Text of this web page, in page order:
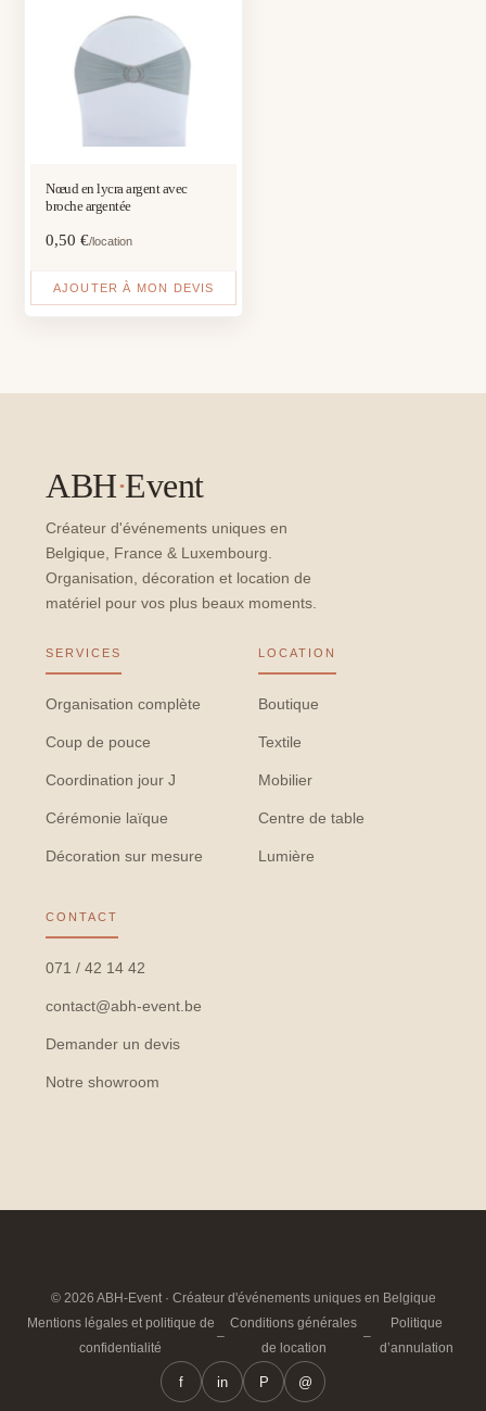
Nœud en lycra argent avec
broche argentée
0,50€/location
AJOUTER À MON DEVIS
ABH·Event
Créateur d'événements uniques en
Belgique, France & Luxembourg.
Organisation, décoration et location de
matériel pour vos plus beaux moments.
SERVICES
Organisation complète
Coup de pouce
Coordination jour J
Cérémonie laïque
Décoration sur mesure
LOCATION
Boutique
Textile
Mobilier
Centre de table
Lumière
CONTACT
071 / 42 14 42
contact@abh-event.be
Demander un devis
Notre showroom
© 2026 ABH-Event · Créateur d'événements uniques en Belgique
Mentions légales et politique de
confidentialité
–
Conditions générales
de location
–
Politique
d’annulation
f in P @